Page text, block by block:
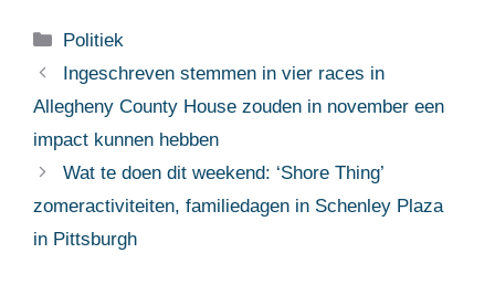
Categorieën
Politiek
Ingeschreven stemmen in vier races in
Allegheny County House zouden in november een
impact kunnen hebben
Wat te doen dit weekend: ‘Shore Thing’
zomeractiviteiten, familiedagen in Schenley Plaza
in Pittsburgh